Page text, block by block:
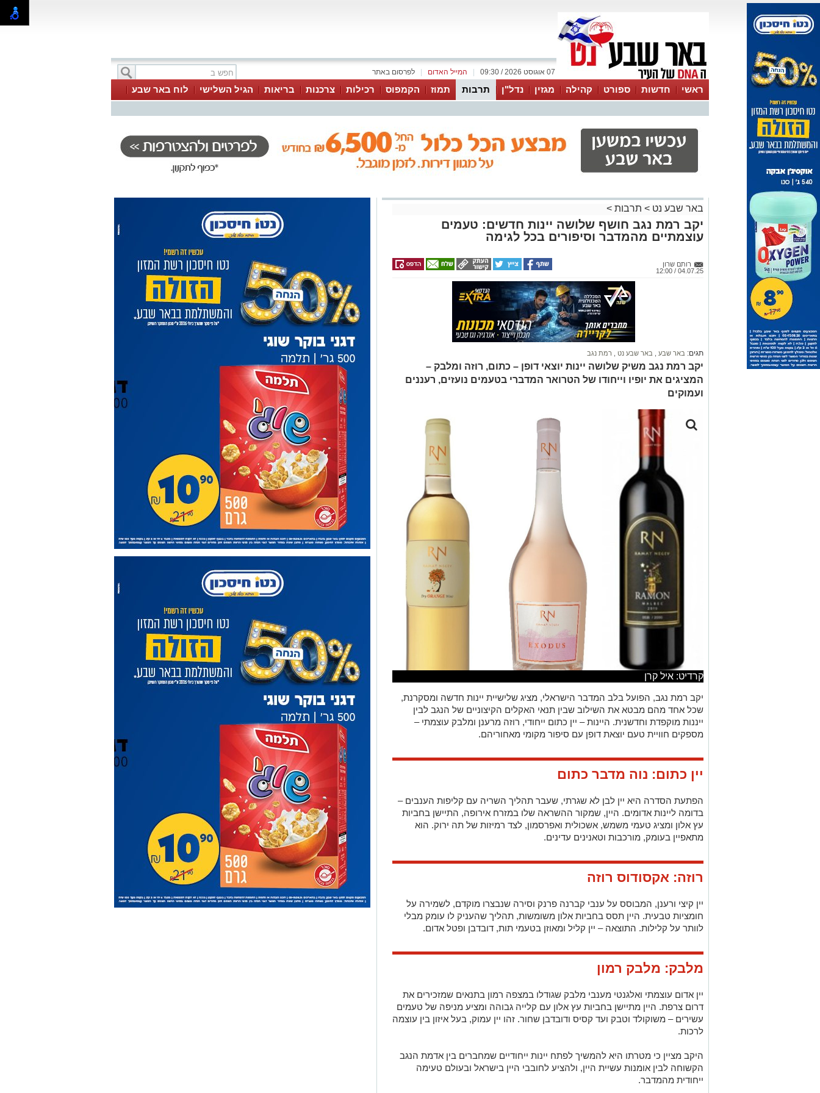
לפרסום באתר המייל האדום 07 אוגוסט 2026 / 09:30
ראשי חדשות ספורט קהילה מגזין נדל"ן תרבות תמוז הקמפוס רכילות צרכנות בריאות הגיל השלישי
לוח באר שבע
באר שבע נט > תרבות >
יקב רמת נגב חושף שלושה יינות חדשים: טעמים
עוצמתיים מהמדבר וסיפורים בכל לגימה
רותם שרון
04.07.25 / 12:00
תגים: באר שבע באר שבע נט רמת נגב
יקב רמת נגב משיק שלושה יינות יוצאי דופן – כתום, רוזה ומלבק –
המציגים את יופיו וייחודו של הטרואר המדברי בטעמים נועזים, רעננים
ועמוקים
קרדיט: איל קרן
יקב רמת נגב, הפועל בלב המדבר הישראלי, מציג שלישיית יינות חדשה ומסקרנת,
שכל אחד מהם מבטא את השילוב שבין תנאי האקלים הקיצוניים של הנגב לבין
ייננות מוקפדת וחדשנית. היינות – יין כתום ייחודי, רוזה מרענן ומלבק עוצמתי –
מספקים חוויית טעם יוצאת דופן עם סיפור מקומי מאחוריהם.
יין כתום: נוה מדבר כתום
הפתעת הסדרה היא יין לבן לא שגרתי, שעבר תהליך השריה עם קליפות הענבים –
בדומה ליינות אדומים. היין, שמקור ההשראה שלו במזרח אירופה, התיישן בחביות
עץ אלון ומציג טעמי משמש, אשכולית ואפרסמון, לצד רמיזות של תה ירוק. הוא
מתאפיין בעומק, מורכבות וטאנינים עדינים.
רוזה: אקסודוס רוזה
יין קיצי ורענן, המבוסס על ענבי קברנה פרנק וסירה שנבצרו מוקדם, לשמירה על
חומציות טבעית. היין תסס בחביות אלון משומשות, תהליך שהעניק לו עומק מבלי
לוותר על קלילות. התוצאה – יין קליל ומאוזן בטעמי תות, דובדבן ופטל אדום.
מלבק: מלבק רמון
יין אדום עוצמתי ואלגנטי מענבי מלבק שגודלו במצפה רמון בתנאים שמזכירים את
דרום צרפת. היין מתיישן בחביות עץ אלון עם קלייה גבוהה ומציע מניפה של טעמים
עשירים – משוקולד וטבק ועד קסיס ודובדבן שחור. זהו יין עמוק, בעל איזון בין עוצמה
לרכות.
היקב מציין כי מטרתו היא להמשיך לפתח יינות ייחודיים שמחברים בין אדמת הנגב
הקשוחה לבין אומנות עשיית היין, ולהציע לחובבי היין בישראל ובעולם טעימה
ייחודית מהמדבר.